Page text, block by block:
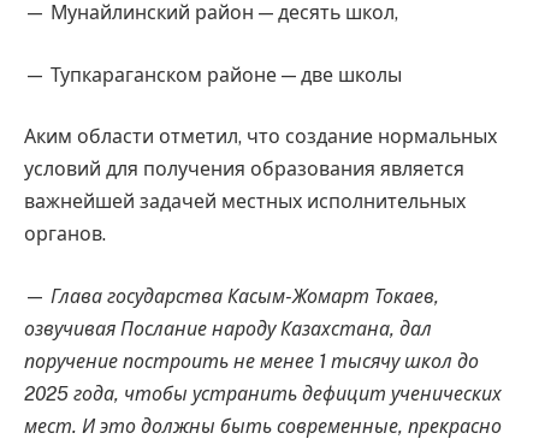
— Мунайлинский район — десять школ,
— Тупкараганском районе — две школы
Аким области отметил, что создание нормальных
условий для получения образования является
важнейшей задачей местных исполнительных
органов.
— Глава государства Касым-Жомарт Токаев,
озвучивая Послание народу Казахстана, дал
поручение построить не менее 1 тысячу школ до
2025 года, чтобы устранить дефицит ученических
мест. И это должны быть современные, прекрасно